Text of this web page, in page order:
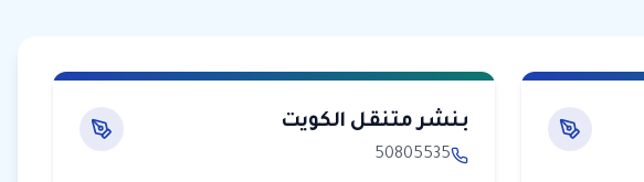
بنشر متنقل الكويت
50805535